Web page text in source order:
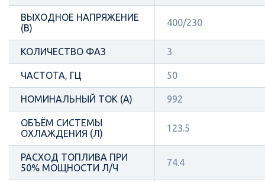
ВЫХОДНОЕ НАПРЯЖЕНИЕ
(В)
400/230
КОЛИЧЕСТВО ФАЗ 3
ЧАСТОТА, ГЦ 50
НОМИНАЛЬНЫЙ ТОК (А) 992
ОБЪЁМ СИСТЕМЫ
ОХЛАЖДЕНИЯ (Л)
123.5
РАСХОД ТОПЛИВА ПРИ
50% МОЩНОСТИ Л/Ч
74.4